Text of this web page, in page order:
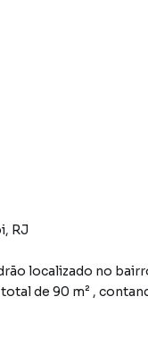
RJ
localizado no
de 90 m² ,